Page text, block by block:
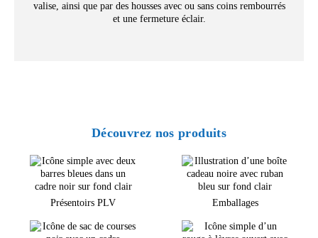
valise, ainsi que par des housses avec ou sans coins rembourrés
et une fermeture éclair.
Découvrez nos produits
Présentoirs PLV Emballages